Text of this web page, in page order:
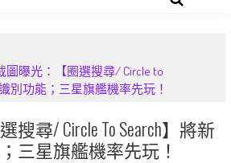
圖曝光：【圈選搜尋/ Circle to
別功能；三星旗艦機率先玩！
尋/ Circle To Search】將新
三星旗艦機率先玩！